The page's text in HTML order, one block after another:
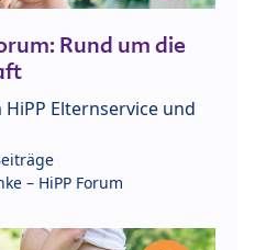
Rund um die
Elternservice und
– HiPP Forum